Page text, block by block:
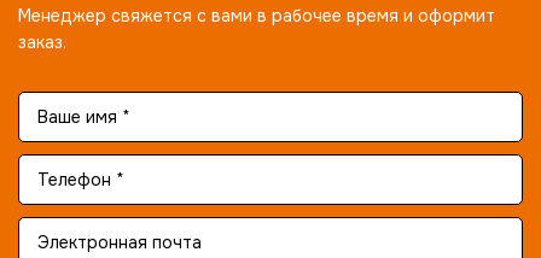
Менеджер свяжется с вами в рабочее время и оформит
заказ.